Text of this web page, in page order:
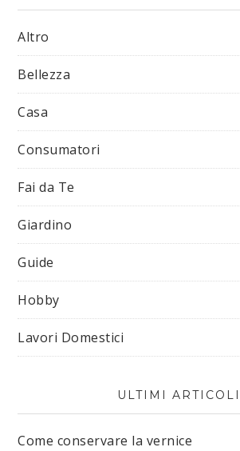
Altro
Bellezza
Casa
Consumatori
Fai da Te
Giardino
Guide
Hobby
Lavori Domestici
ULTIMI ARTICOLI
Come conservare la vernice